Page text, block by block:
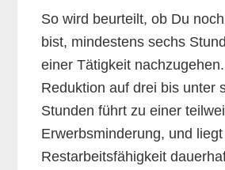
So wird beurteilt, ob Du
bist, mindestens sechs
einer Tätigkeit
Reduktion auf drei bis unter
Stunden führt zu einer
Erwerbsminderung, und
Restarbeitsfähigkeit